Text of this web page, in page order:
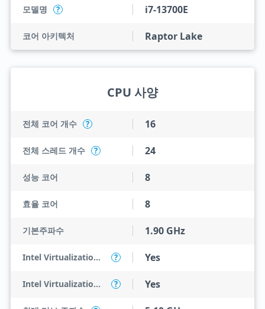
모델명 ? i7-13700E
코어 아키텍처 Raptor Lake
CPU 사양
전체 코어 개수 ? 16
전체 스레드 개수 ? 24
성능 코어 8
효율 코어 8
기본주파수 1.90 GHz
Intel Virtualization Technology (VT-x) ? Yes
Intel Virtualization Technology for Directed I/O (VT-d) ? Yes